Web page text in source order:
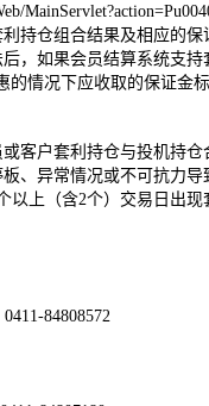
仓组合结果及相应的保
如果会员结算系统支持
情况下应收取的保证金
户套利持仓与投机持仓
、异常情况或不可抗力导
（含2个）交易日出现
84808572